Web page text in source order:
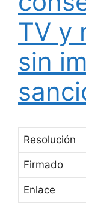
TV y
sin
Resolución
Firmado
Enlace